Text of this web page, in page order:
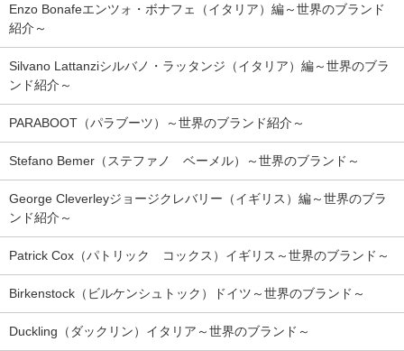
Enzo Bonafeエンツォ・ボナフェ（イタリア）編～世界のブランド
紹介～
Silvano Lattanziシルバノ・ラッタンジ（イタリア）編～世界のブラ
ンド紹介～
PARABOOT（パラブーツ）～世界のブランド紹介～
Stefano Bemer（ステファノ ベーメル）～世界のブランド～
George Cleverleyジョージクレバリー（イギリス）編～世界のブラ
ンド紹介～
Patrick Cox（パトリック コックス）イギリス～世界のブランド～
Birkenstock（ビルケンシュトック）ドイツ～世界のブランド～
Duckling（ダックリン）イタリア～世界のブランド～